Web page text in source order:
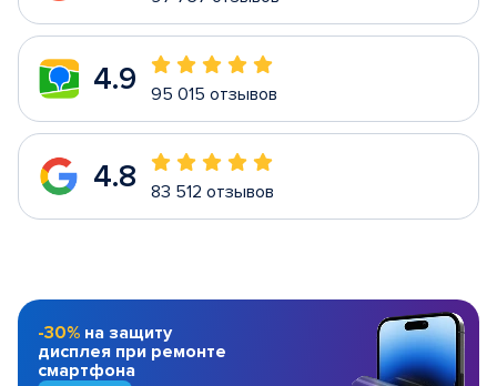
4.9 95 015 отзывов
4.8 83 512 отзывов
-30% на защиту
дисплея при ремонте
смартфона